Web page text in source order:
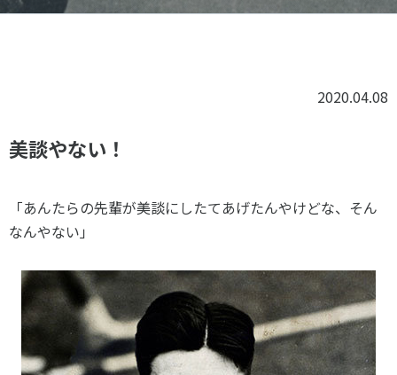
メールマガジン
アクセス
スポーツライフ・データ
政策提言
子どものスポーツ
障害者スポーツ
スポーツによるまちづくり
スポーツ・ガバナンス
スポーツボランティア
2020.04.08
美談やない！
「あんたらの先輩が美談にしたてあげたんやけどな、そん
なんやない」